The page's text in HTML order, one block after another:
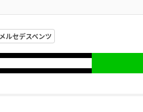
メルセデスベンツ